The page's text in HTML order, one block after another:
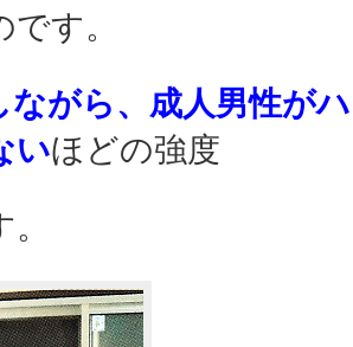
す。
ながら、成人男性が
いほどの強度